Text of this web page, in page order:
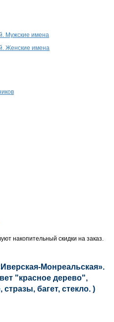
Мужские имена
Женские имена
накопительный скидки на заказ.
Монреальская».
"красное дерево",
багет, стекло. )